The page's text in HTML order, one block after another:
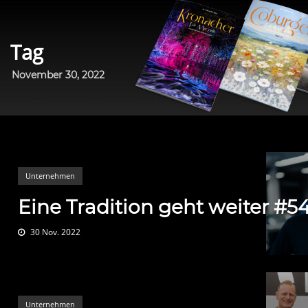
Tag
November 30, 2022
Unternehmen
Eine Tradition geht weiter
30 Nov. 2022
Unternehmen